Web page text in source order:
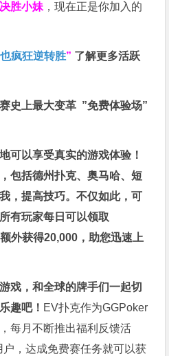
决胜小妹 ，现在正是你加入的
疯狂逆转胜” 了解更多活跃
史上最大变革 ”免费体验场”
可以享受真实的游戏体验！
包括德州扑克、奥马哈、短
，提高技巧。不仅如此，可
有玩家每日可以领取
外获得20,000，助您迅速上
戏，和全球的牌手们一起切
趣吧！ EV扑克作为GGPoker
每月不断推出福利反馈活
，达成免费赛任务就可以获